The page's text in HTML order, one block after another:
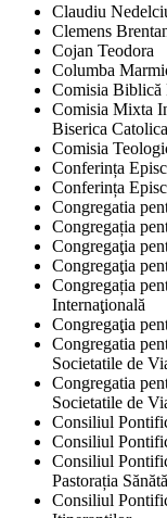
Claudiu
Clemens
Cojan Teodora
Columba
Comisia Biblică
Comisia Mixta
Biserica
Comisia
Conferința
Conferința
Congregatia
Congregația
Congregaţia
Congregaţia
Congregația
Internaţională
Congregaţia
Congregatia
Societatile de
Congregatia
Societatile de
Consiliul
Consiliul
Consiliul
Pastorația
Consiliul